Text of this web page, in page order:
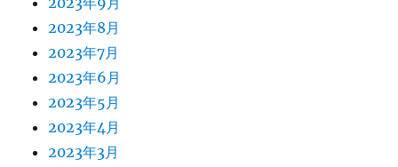
2023年8月
2023年7月
2023年6月
2023年5月
2023年4月
2023年3月